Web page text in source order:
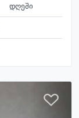
დღეში